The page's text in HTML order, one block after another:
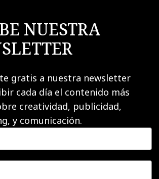
NUESTRA
gratis a nuestra newsletter
cada día el contenido más
creatividad, publicidad,
y comunicación.